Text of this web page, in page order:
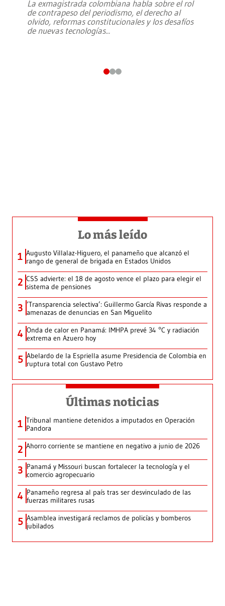
La exmagistrada colombiana habla sobre el rol
de contrapeso del periodismo, el derecho al
olvido, reformas constitucionales y los desafíos
de nuevas tecnologías...
Lo más leído
1 Augusto Villalaz-Higuero, el panameño que alcanzó el
rango de general de brigada en Estados Unidos
2 CSS advierte: el 18 de agosto vence el plazo para elegir el
sistema de pensiones
3 ‘Transparencia selectiva’: Guillermo García Rivas responde a
amenazas de denuncias en San Miguelito
4 Onda de calor en Panamá: IMHPA prevé 34 °C y radiación
extrema en Azuero hoy
5 Abelardo de la Espriella asume Presidencia de Colombia en
ruptura total con Gustavo Petro
Últimas noticias
1 Tribunal mantiene detenidos a imputados en Operación
Pandora
2 Ahorro corriente se mantiene en negativo a junio de 2026
3 Panamá y Missouri buscan fortalecer la tecnología y el
comercio agropecuario
4 Panameño regresa al país tras ser desvinculado de las
fuerzas militares rusas
5 Asamblea investigará reclamos de policías y bomberos
jubilados